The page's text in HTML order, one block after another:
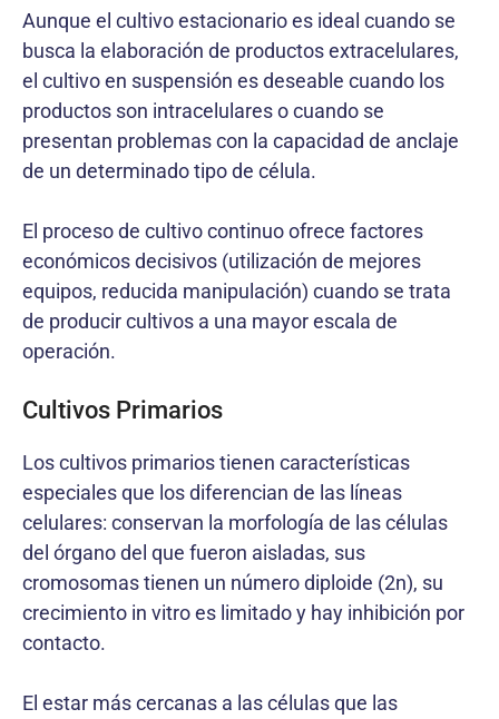
Aunque el cultivo estacionario es ideal cuando se
busca la elaboración de productos extracelulares,
el cultivo en suspensión es deseable cuando los
productos son intracelulares o cuando se
presentan problemas con la capacidad de anclaje
de un determinado tipo de célula.
El proceso de cultivo continuo ofrece factores
económicos decisivos (utilización de mejores
equipos, reducida manipulación) cuando se trata
de producir cultivos a una mayor escala de
operación.
Cultivos Primarios
Los cultivos primarios tienen características
especiales que los diferencian de las líneas
celulares: conservan la morfología de las células
del órgano del que fueron aisladas, sus
cromosomas tienen un número diploide (2n), su
crecimiento in vitro es limitado y hay inhibición por
contacto.
El estar más cercanas a las células que las